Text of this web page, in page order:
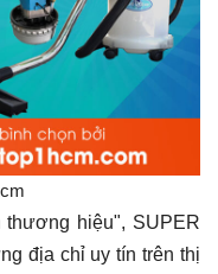
hiệu", SUPER
địa chỉ uy tín trên thị